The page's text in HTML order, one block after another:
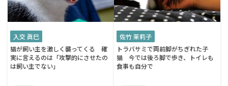
入交 眞巳
猫が飼い主を激しく襲ってくる 確
実に言えるのは「攻撃的にさせたの
は飼い主でない」
佐竹 茉莉子
トラバサミで両前脚がちぎれた子
猫 今では後ろ脚で歩き、トイレも
食事も自分で